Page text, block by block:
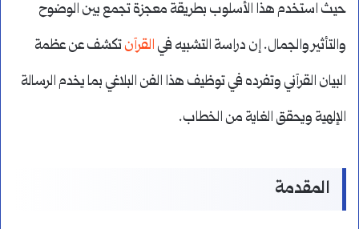
حيث استخدم هذا الأسلوب بطريقة معجزة تجمع بين الوضوح
والتأثير والجمال. إن دراسة التشبيه في القرآنتكشف عن عظمة
البيان القرآني وتفرده في توظيف هذا الفن البلاغي بما يخدم الرسالة
الإلهية ويحقق الغاية من الخطاب.
المقدمة